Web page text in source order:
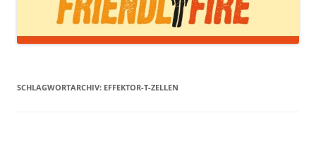
SCHLAGWORTARCHIV: EFFEKTOR-T-ZELLEN